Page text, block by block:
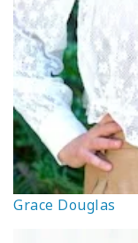
Grace Douglas